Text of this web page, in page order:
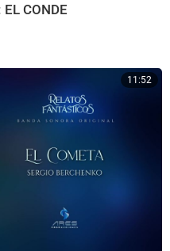
EL CONDE
11:52